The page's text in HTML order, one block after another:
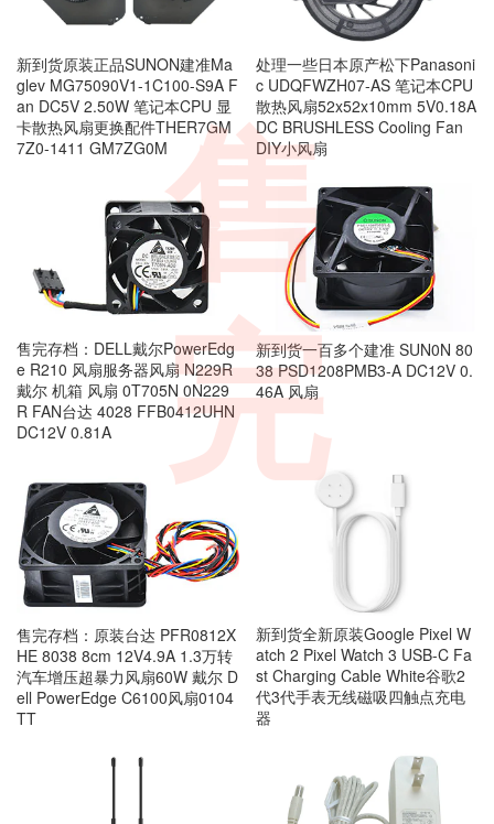
新到货原装正品SUNON建准Ma
glev MG75090V1-1C100-S9A F
an DC5V 2.50W 笔记本CPU 显
卡散热风扇更换配件THER7GM
7Z0-1411 GM7ZG0M
处理一些日本原产松下Panasoni
c UDQFWZH07-AS 笔记本CPU
散热风扇52x52x10mm 5V0.18A
DC BRUSHLESS Cooling Fan
DIY小风扇
售完存档：DELL戴尔PowerEdg
e R210 风扇服务器风扇 N229R
戴尔 机箱 风扇 0T705N 0N229
R FAN台达 4028 FFB0412UHN
DC12V 0.81A
新到货一百多个建准 SUN0N 80
38 PSD1208PMB3-A DC12V 0.
46A 风扇
售完存档：原装台达 PFR0812X
HE 8038 8cm 12V4.9A 1.3万转
汽车增压超暴力风扇60W 戴尔 D
ell PowerEdge C6100风扇0104
TT
新到货全新原装Google Pixel W
atch 2 Pixel Watch 3 USB-C Fa
st Charging Cable White谷歌2
代3代手表无线磁吸四触点充电
器
售
完